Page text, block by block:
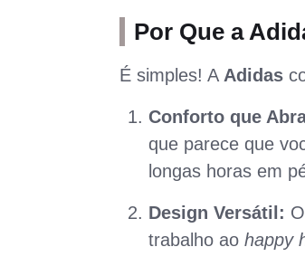
Por Que a
É simples! A Adidas
Conforto que
que parece que
longas horas em
Design Versátil:
trabalho ao happy